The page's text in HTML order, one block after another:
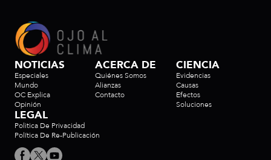
NOTICIAS
Especiales
Mundo
OC Explica
Opinión
CIENCIA
Evidencias
Causas
Efectos
Soluciones
ACERCA DE
Quiénes Somos
Alianzas
Contacto
LEGAL
Politica De Privacidad
Política De Re-Publicación